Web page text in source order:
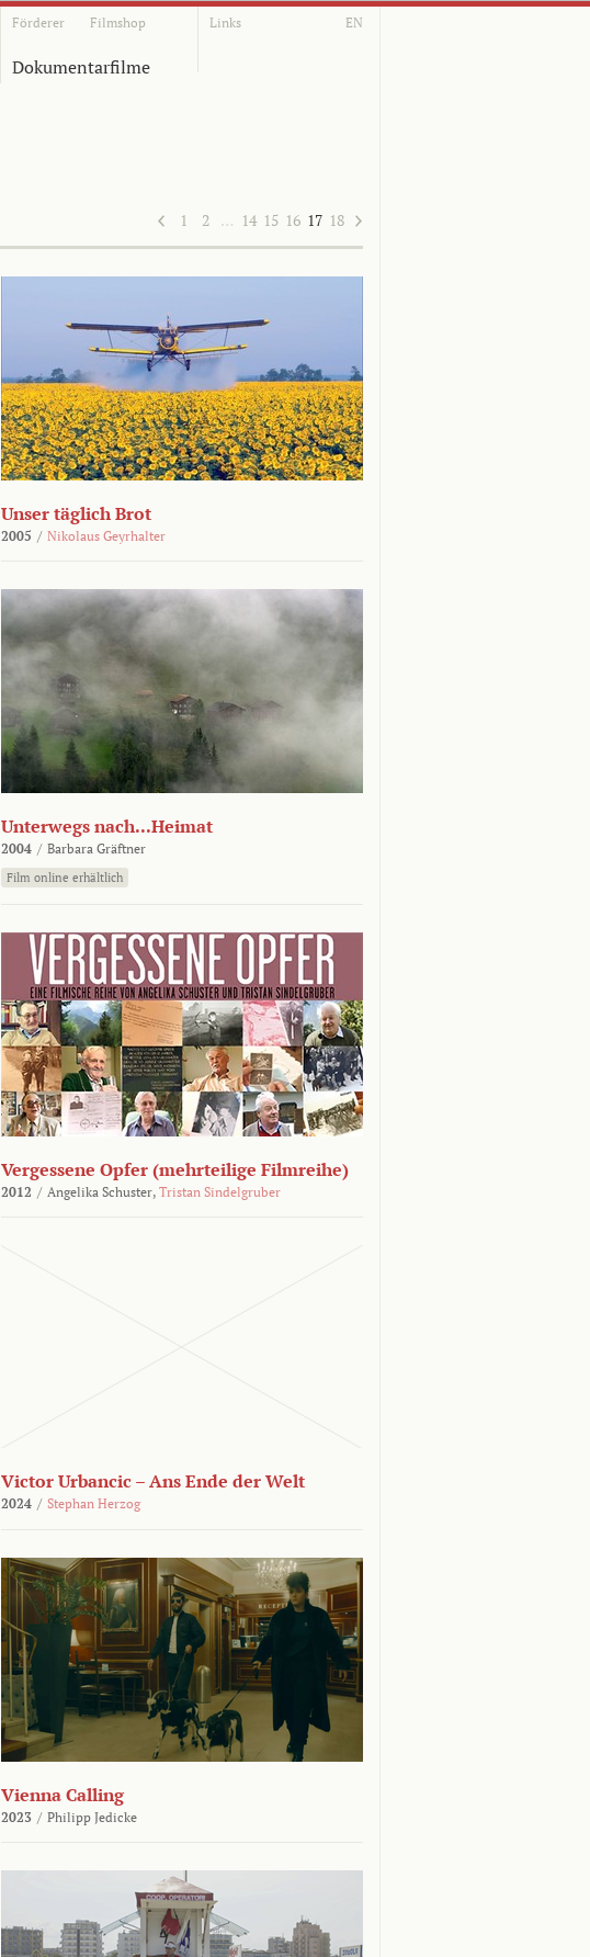
Förderer Filmshop Links EN
Dokumentarfilme
1 2 … 14 15 16 17 18
Unser täglich Brot
2005 / Nikolaus Geyrhalter
Unterwegs nach...Heimat
2004 / Barbara Gräftner
Film online erhältlich
Vergessene Opfer (mehrteilige Filmreihe)
2012 / Angelika Schuster, Tristan Sindelgruber
Victor Urbancic – Ans Ende der Welt
2024 / Stephan Herzog
Vienna Calling
2023 / Philipp Jedicke